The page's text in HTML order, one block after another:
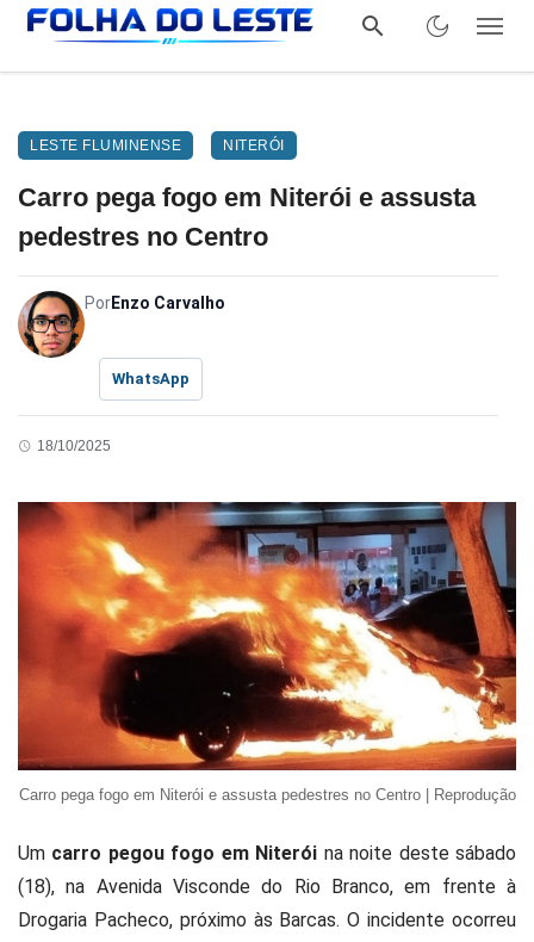
LESTE FLUMINENSE NITERÓI
Carro pega fogo em Niterói e assusta
pedestres no Centro
PorEnzo Carvalho
WhatsApp
18/10/2025
Carro pega fogo em Niterói e assusta pedestres no Centro | Reprodução
Um carro pegou fogo em Niterói na noite deste sábado
(18), na Avenida Visconde do Rio Branco, em frente à
Drogaria Pacheco, próximo às Barcas. O incidente ocorreu